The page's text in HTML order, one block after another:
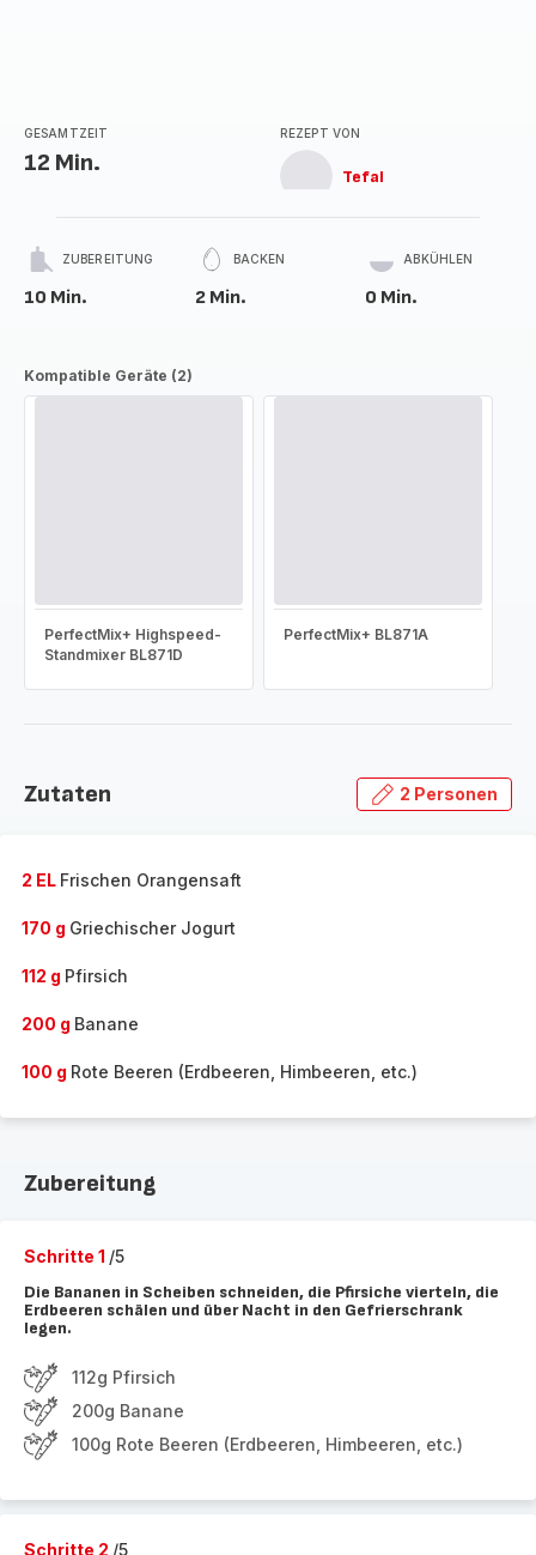
GESAMTZEIT
12 Min.
REZEPT VON
Tefal
ZUBEREITUNG
10 Min.
BACKEN
2 Min.
ABKÜHLEN
0 Min.
Kompatible Geräte (2)
PerfectMix+ Highspeed-
Standmixer BL871D
PerfectMix+ BL871A
Zutaten 2 Personen
2 EL Frischen Orangensaft
170 g Griechischer Jogurt
112 g Pfirsich
200 g Banane
100 g Rote Beeren (Erdbeeren, Himbeeren, etc.)
Zubereitung
Schritte 1 /5
Die Bananen in Scheiben schneiden, die Pfirsiche vierteln, die
Erdbeeren schälen und über Nacht in den Gefrierschrank
legen.
112g Pfirsich
200g Banane
100g Rote Beeren (Erdbeeren, Himbeeren, etc.)
Schritte 2 /5